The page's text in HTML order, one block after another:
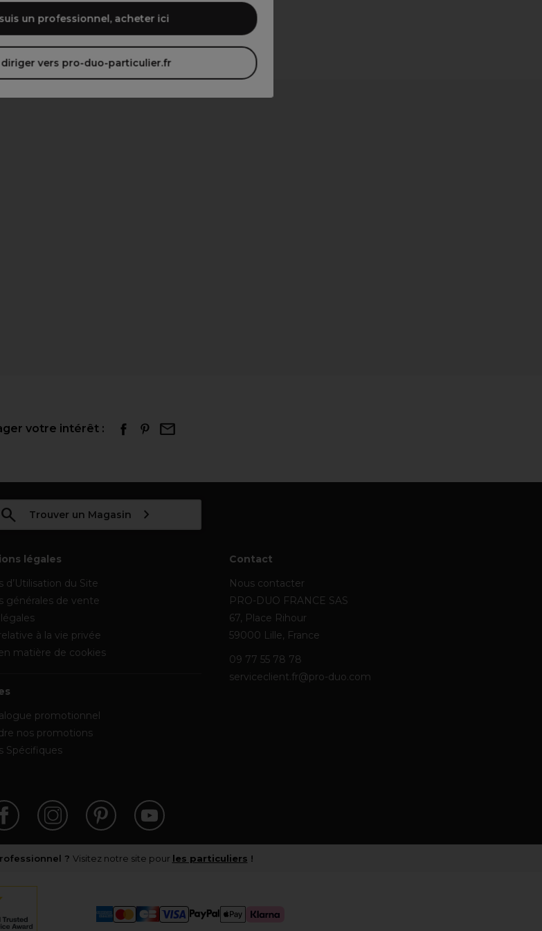
un professionnel, acheter ici
diriger vers pro-duo-particulier.fr
votre intérêt :
Trouver un Magasin
légales
d’Utilisation du Site
générales de vente
à la vie privée
matière de cookies
promotionnel
nos promotions
Spécifiques
Contact
Nous contacter
PRO-DUO FRANCE SAS
67, Place Rihour
59000 Lille, France
09 77 55 78 78
serviceclient.fr@pro-duo.com
? Visitez notre site pour les particuliers !